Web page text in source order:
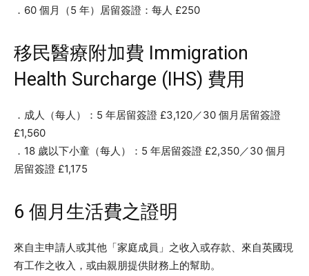
．60 個月（5 年）居留簽證：每人 £250
移民醫療附加費 Immigration
Health Surcharge (IHS) 費用
．成人（每人）：5 年居留簽證 £3,120／30 個月居留簽證
£1,560
．18 歲以下小童（每人）：5 年居留簽證 £2,350／30 個月
居留簽證 £1,175
6 個月生活費之證明
來自主申請人或其他「家庭成員」之收入或存款、來自英國現
有工作之收入，或由親朋提供財務上的幫助。